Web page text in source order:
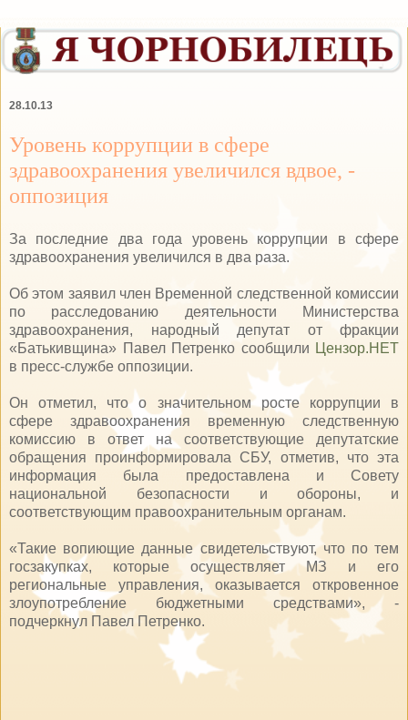
28.10.13
Уровень коррупции в сфере
здравоохранения увеличился вдвое, -
оппозиция
За последние два года уровень коррупции в сфере
здравоохранения увеличился в два раза.
Об этом заявил член Временной следственной комиссии
по расследованию деятельности Министерства
здравоохранения, народный депутат от фракции
«Батькивщина» Павел Петренко сообщили Цензор.НЕТ
в пресс-службе оппозиции.
Он отметил, что о значительном росте коррупции в
сфере здравоохранения временную следственную
комиссию в ответ на соответствующие депутатские
обращения проинформировала СБУ, отметив, что эта
информация была предоставлена ​​и Совету
национальной безопасности и обороны, и
соответствующим правоохранительным органам.
«Такие вопиющие данные свидетельствуют, что по тем
госзакупках, которые осуществляет МЗ и его
региональные управления, оказывается откровенное
злоупотребление бюджетными средствами», -
подчеркнул Павел Петренко.